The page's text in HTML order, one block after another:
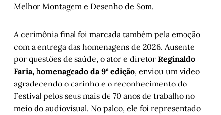
Melhor Montagem e Desenho de Som.
A cerimônia final foi marcada também pela emoção
com a entrega das homenagens de 2026. Ausente
por questões de saúde, o ator e diretor Reginaldo
Faria, homenageado da 9ª edição, enviou um vídeo
agradecendo o carinho e o reconhecimento do
Festival pelos seus mais de 70 anos de trabalho no
meio do audiovisual. No palco, ele foi representado